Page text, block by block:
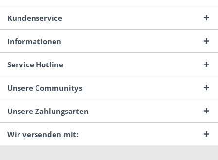
Kundenservice
Informationen
Service Hotline
Unsere Communitys
Unsere Zahlungsarten
Wir versenden mit: